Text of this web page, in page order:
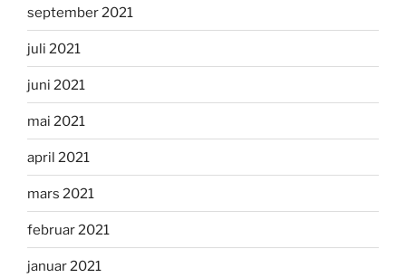
september 2021
juli 2021
juni 2021
mai 2021
april 2021
mars 2021
februar 2021
januar 2021